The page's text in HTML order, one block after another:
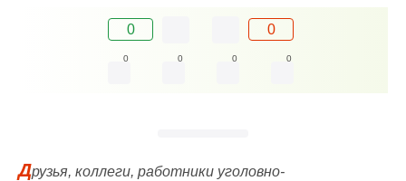
0 0
0 0 0 0
Друзья, коллеги, работники уголовно-